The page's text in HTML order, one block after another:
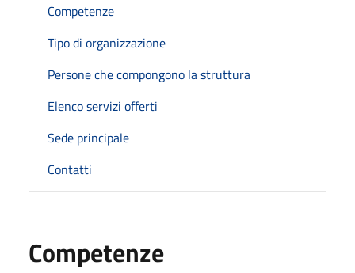
Competenze
Tipo di organizzazione
Persone che compongono la struttura
Elenco servizi offerti
Sede principale
Contatti
Competenze